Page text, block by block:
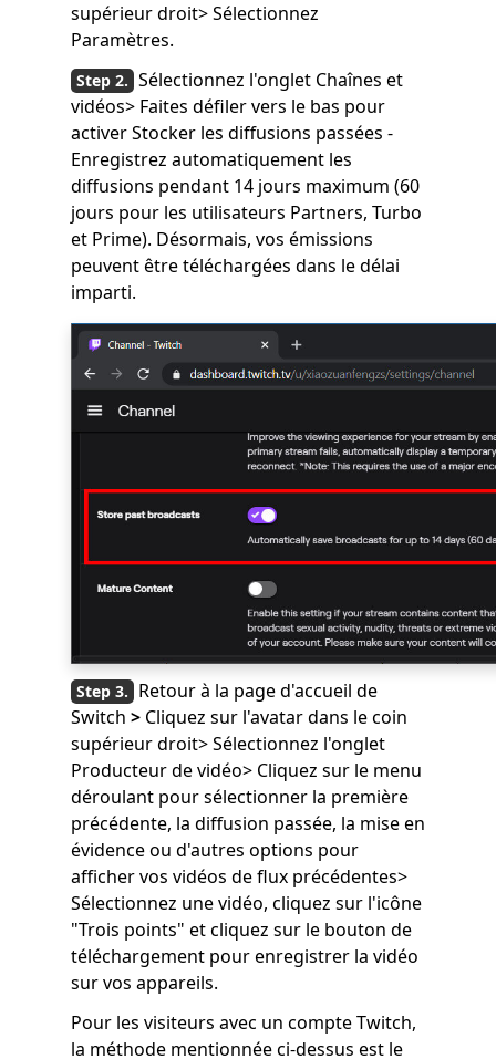
supérieur droit> Sélectionnez
Paramètres.
Sélectionnez l'onglet Chaînes et
vidéos> Faites défiler vers le bas pour
activer Stocker les diffusions passées -
Enregistrez automatiquement les
diffusions pendant 14 jours maximum (60
jours pour les utilisateurs Partners, Turbo
et Prime). Désormais, vos émissions
peuvent être téléchargées dans le délai
imparti.
Retour à la page d'accueil de
Switch > Cliquez sur l'avatar dans le coin
supérieur droit> Sélectionnez l'onglet
Producteur de vidéo> Cliquez sur le menu
déroulant pour sélectionner la première
précédente, la diffusion passée, la mise en
évidence ou d'autres options pour
afficher vos vidéos de flux précédentes>
Sélectionnez une vidéo, cliquez sur l'icône
"Trois points" et cliquez sur le bouton de
téléchargement pour enregistrer la vidéo
sur vos appareils.
Pour les visiteurs avec un compte Twitch,
la méthode mentionnée ci-dessus est le